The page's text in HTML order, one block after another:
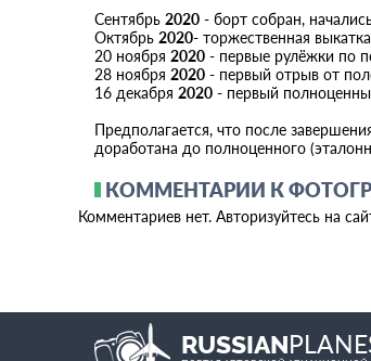
Сентябрь 2020 - борт собран,
Октябрь 2020- торжественная
20 ноября 2020 - первые рулёжки по
28 ноября 2020 - первый отрыв от
16 декабря 2020 - первый
Предполагается, что после
доработана до полноценного
КОММЕНТАРИИ К
Комментариев нет. Авторизуйтесь на
RUSSIAN